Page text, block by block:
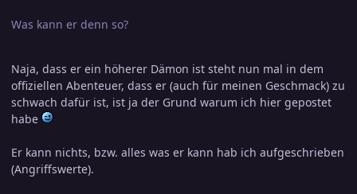
Was kann er denn so?
Naja, dass er ein höherer Dämon ist steht nun mal in dem
offiziellen Abenteuer, dass er (auch für meinen Geschmack) zu
schwach dafür ist, ist ja der Grund warum ich hier gepostet
habe
Er kann nichts, bzw. alles was er kann hab ich aufgeschrieben
(Angriffswerte).